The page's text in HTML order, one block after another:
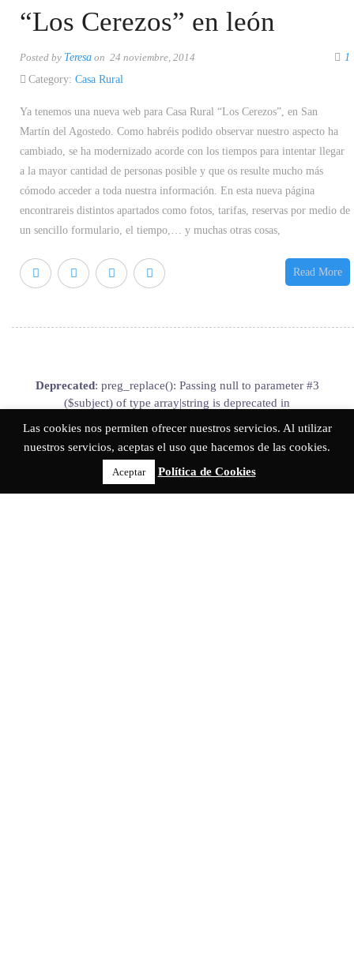
“Los Cerezos” en león
Posted by Teresa on 24 noviembre, 2014
1
Category: Casa Rural
Ya tenemos una nueva web para Casa Rural “Los Cerezos”, en San
Martín del Agostedo. Como habréis podido observar nuestro aspecto ha
cambiado, se ha modernizado acorde con los tiempos para intentar llegar
a la mayor cantidad de personas posible y que os resulte mucho más
cómodo acceder a toda nuestra información. En esta nueva página
encontrareis distintos apartados como fotos, tarifas, reservas por medio de
un sencillo formulario, el tiempo,… y muchas otras cosas,
Read More
Deprecated: preg_replace(): Passing null to parameter #3
($subject) of type array|string is deprecated in
Las cookies nos permiten ofrecer nuestros servicios. Al utilizar
nuestros servicios, aceptas el uso que hacemos de las cookies.
Aceptar Política de Cookies